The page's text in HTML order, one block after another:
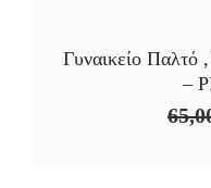
Γυναικείο
–